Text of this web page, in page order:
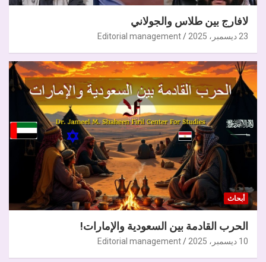
لافارج بين طلاس والجولاني
23 ديسمبر، 2025 Editorial management
أبحاث
الحرب القادمة بين السعودية والإمارات!
10 ديسمبر، 2025 Editorial management